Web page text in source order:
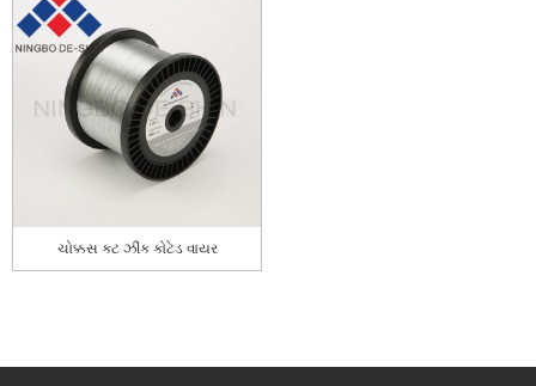
ચોક્કસ કટ ઝીંક કોટેડ વાયર